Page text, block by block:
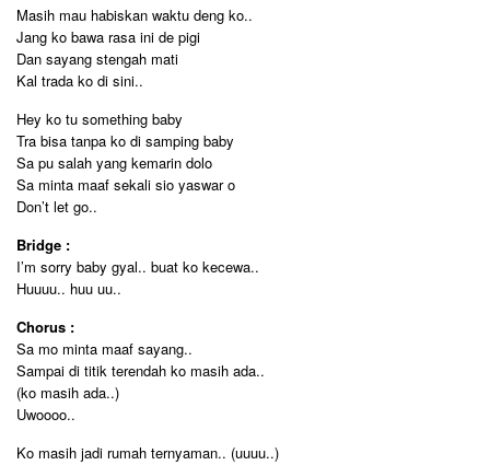
Masih mau habiskan waktu deng ko..
Jang ko bawa rasa ini de pigi
Dan sayang stengah mati
Kal trada ko di sini..
Hey ko tu something baby
Tra bisa tanpa ko di samping baby
Sa pu salah yang kemarin dolo
Sa minta maaf sekali sio yaswar o
Don’t let go..
Bridge :
I’m sorry baby gyal.. buat ko kecewa..
Huuuu.. huu uu..
Chorus :
Sa mo minta maaf sayang..
Sampai di titik terendah ko masih ada..
(ko masih ada..)
Uwoooo..
Ko masih jadi rumah ternyaman.. (uuuu..)